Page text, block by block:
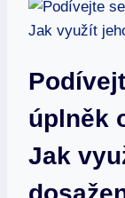
úplněk
Jak